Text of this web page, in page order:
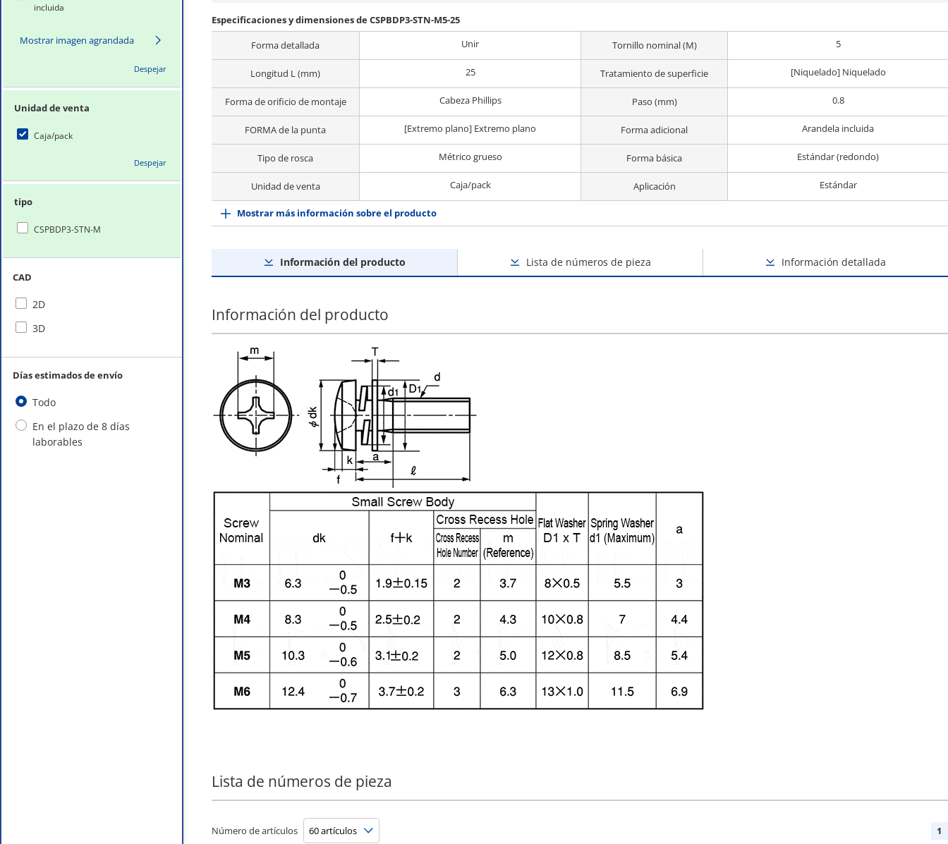
incluida
Mostrar imagen agrandada
Despejar
Unidad de venta
Caja/pack
Despejar
tipo
CSPBDP3-STN-M
CAD
2D
3D
Días estimados de envío
Todo
En el plazo de 8 días
laborables
Especificaciones y dimensiones de CSPBDP3-STN-M5-25
Forma detallada
Unir Tornillo nominal (M) 5
Longitud L (mm) 25 Tratamiento de superficie [Niquelado] Niquelado
Forma de orificio de montaje Cabeza Phillips Paso (mm) 0.8
FORMA de la punta [Extremo plano] Extremo plano Forma adicional Arandela incluida
Tipo de rosca Métrico grueso Forma básica Estándar (redondo)
Unidad de venta Caja/pack Aplicación Estándar
Mostrar más información sobre el producto
Información del producto Lista de números de pieza Información detallada
Información del producto
Lista de números de pieza
Número de artículos 1